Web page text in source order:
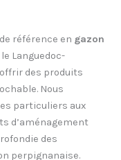
référence en gazon
Languedoc-
des produits
Nous
particuliers aux
d’aménagement
des
perpignanaise.